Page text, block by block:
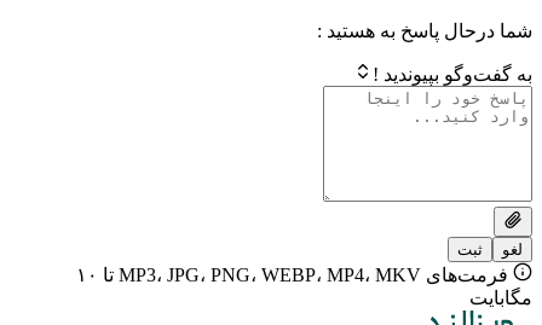
پاسخ به هستید :
!
فرمت‌های MP3، JPG، PNG، WEBP، MP4، MKV تا ۱۰